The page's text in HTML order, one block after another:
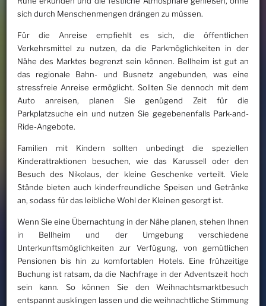
sich durch Menschenmengen drängen zu müssen.
Für die Anreise empfiehlt es sich, die öffentlichen
Verkehrsmittel zu nutzen, da die Parkmöglichkeiten in der
Nähe des Marktes begrenzt sein können. Bellheim ist gut an
das regionale Bahn- und Busnetz angebunden, was eine
stressfreie Anreise ermöglicht. Sollten Sie dennoch mit dem
Auto anreisen, planen Sie genügend Zeit für die
Parkplatzsuche ein und nutzen Sie gegebenenfalls Park-and-
Ride-Angebote.
Familien mit Kindern sollten unbedingt die speziellen
Kinderattraktionen besuchen, wie das Karussell oder den
Besuch des Nikolaus, der kleine Geschenke verteilt. Viele
Stände bieten auch kinderfreundliche Speisen und Getränke
an, sodass für das leibliche Wohl der Kleinen gesorgt ist.
Wenn Sie eine Übernachtung in der Nähe planen, stehen Ihnen
in Bellheim und der Umgebung verschiedene
Unterkunftsmöglichkeiten zur Verfügung, von gemütlichen
Pensionen bis hin zu komfortablen Hotels. Eine frühzeitige
Buchung ist ratsam, da die Nachfrage in der Adventszeit hoch
sein kann. So können Sie den Weihnachtsmarktbesuch
entspannt ausklingen lassen und die weihnachtliche Stimmung